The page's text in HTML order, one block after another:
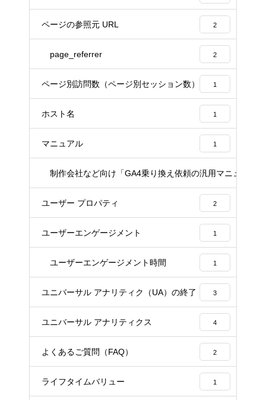
ページの参照元 URL 2
page_referrer 2
ページ別訪問数（ページ別セッション数） 1
ホスト名 1
マニュアル 1
制作会社など向け「GA4乗り換え依頼の汎用マニュアル」
ユーザー プロパティ 2
ユーザーエンゲージメント 1
ユーザーエンゲージメント時間 1
ユニバーサル アナリティク（UA）の終了 3
ユニバーサル アナリティクス 4
よくあるご質問（FAQ） 2
ライフタイムバリュー 1